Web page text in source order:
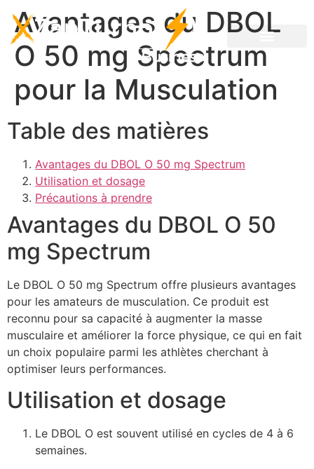
Avantages du DBOL
O 50 mg Spectrum
pour la Musculation
Table des matières
Avantages du DBOL O 50 mg Spectrum
Utilisation et dosage
Précautions à prendre
Avantages du DBOL O 50
mg Spectrum
Le DBOL O 50 mg Spectrum offre plusieurs avantages
pour les amateurs de musculation. Ce produit est
reconnu pour sa capacité à augmenter la masse
musculaire et améliorer la force physique, ce qui en fait
un choix populaire parmi les athlètes cherchant à
optimiser leurs performances.
Utilisation et dosage
Le DBOL O est souvent utilisé en cycles de 4 à 6
semaines.